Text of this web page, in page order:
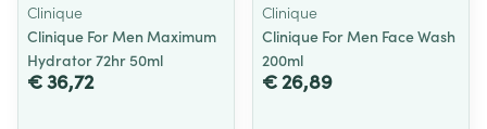
Clinique
Clinique For Men Maximum
Hydrator 72hr 50ml
€ 36,72
Clinique
Clinique For Men Face Wash
200ml
€ 26,89